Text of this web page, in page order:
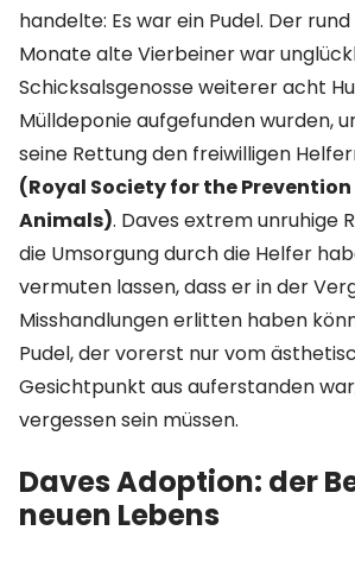
handelte: Es war ein Pudel. Der
Monate alte Vierbeiner war
Schicksalsgenosse weiterer acht
Mülldeponie aufgefunden wurden,
seine Rettung den freiwilligen
(Royal Society for the
Animals). Daves extrem unruhige
die Umsorgung durch die Helfer
vermuten lassen, dass er in der
Misshandlungen erlitten haben
Pudel, der vorerst nur vom
Gesichtpunkt aus auferstanden
vergessen sein müssen.
Daves Adoption: der
neuen Lebens